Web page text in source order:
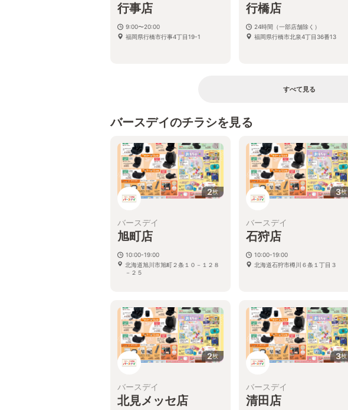
行事店
9:00〜20:00
福岡県行橋市行事4丁目19-1
行橋店
24時間（一部店舗除く）
福岡県行橋市北泉4丁目36番13
すべて見る
バースデイのチラシを見る
2枚
バースデイ
旭町店
10:00-19:00
北海道旭川市旭町２条１０－１２８
－２５
3枚
バースデイ
石狩店
10:00-19:00
北海道石狩市樽川６条１丁目３
2枚
バースデイ
北見メッセ店
3枚
バースデイ
清田店